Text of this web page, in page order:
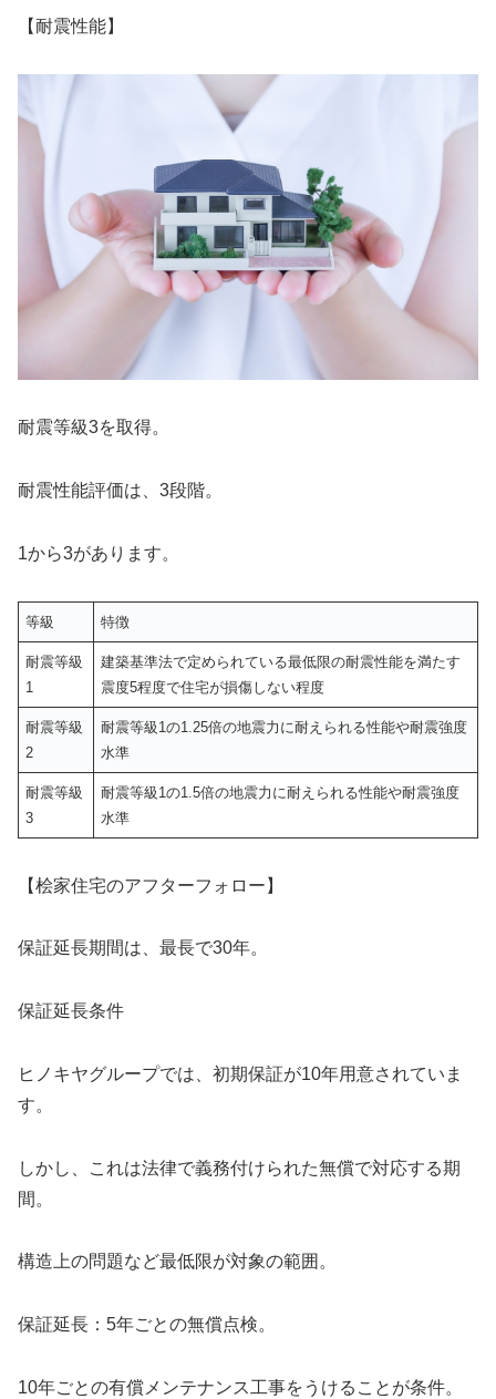
【耐震性能】
耐震等級3を取得。
耐震性能評価は、3段階。
1から3があります。
等級 特徴
耐震等級
1
建築基準法で定められている最低限の耐震性能を満たす
震度5程度で住宅が損傷しない程度
耐震等級
2
耐震等級1の1.25倍の地震力に耐えられる性能や耐震強度
水準
耐震等級
3
耐震等級1の1.5倍の地震力に耐えられる性能や耐震強度
水準
【桧家住宅のアフターフォロー】
保証延長期間は、最長で30年。
保証延長条件
ヒノキヤグループでは、初期保証が10年用意されていま
す。
しかし、これは法律で義務付けられた無償で対応する期
間。
構造上の問題など最低限が対象の範囲。
保証延長：5年ごとの無償点検。
10年ごとの有償メンテナンス工事をうけることが条件。